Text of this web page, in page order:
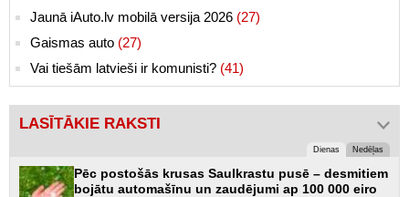
Jaunā iAuto.lv mobilā versija 2026 (27)
Gaismas auto (27)
Vai tiešām latvieši ir komunisti? (41)
LASĪTĀKIE RAKSTI
Dienas Nedēļas
Pēc postošās krusas Saulkrastu pusē – desmitiem
bojātu automašīnu un zaudējumi ap 100 000 eiro